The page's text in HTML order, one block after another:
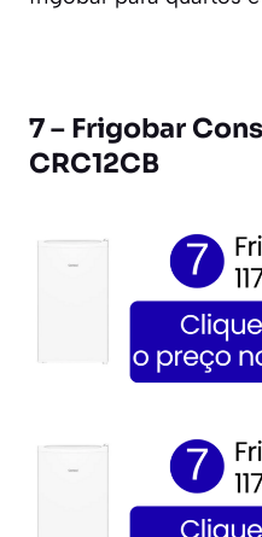
7 – Frigobar
CRC12CB